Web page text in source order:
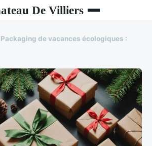
De Villiers
Packaging de vacances écologiques :